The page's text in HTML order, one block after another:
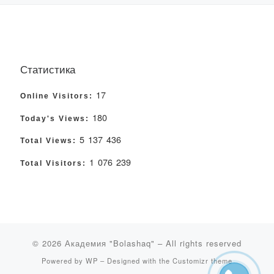
Статистика
Online Visitors: 17
Today's Views: 180
Total Views: 5 137 436
Total Visitors: 1 076 239
© 2026 Академия "Bolashaq" – All rights reserved
Powered by WP – Designed with the Customizr theme